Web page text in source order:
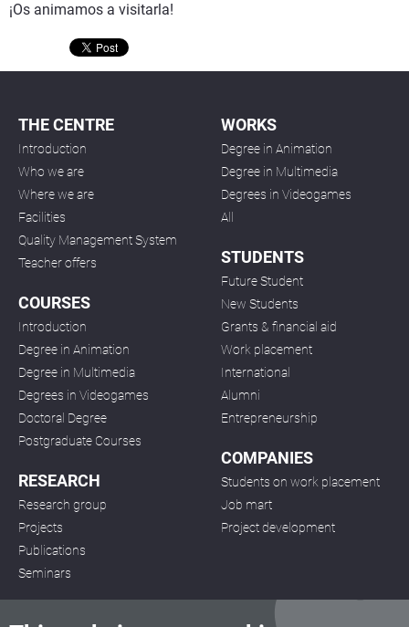
¡Os animamos a visitarla!
THE CENTRE
Introduction
Who we are
Where we are
Facilities
Quality Management System
Teacher offers
COURSES
Introduction
Degree in Animation
Degree in Multimedia
Degrees in Videogames
Doctoral Degree
Postgraduate Courses
RESEARCH
Research group
Projects
Publications
Seminars
WORKS
Degree in Animation
Degree in Multimedia
Degrees in Videogames
All
STUDENTS
Future Student
New Students
Grants & financial aid
Work placement
International
Alumni
Entrepreneurship
COMPANIES
Students on work placement
Job mart
Project development